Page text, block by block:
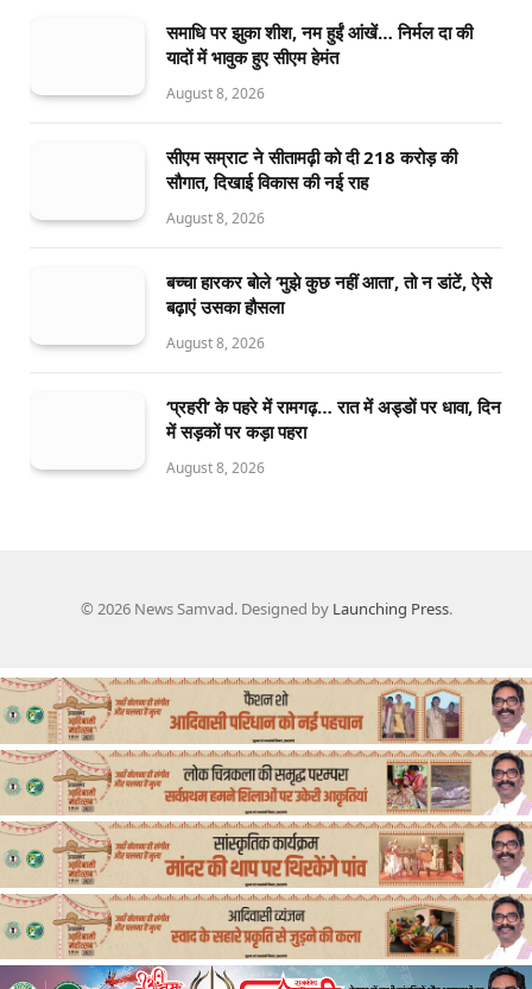
समाधि पर झुका शीश, नम हुईं आंखें… निर्मल दा की
यादों में भावुक हुए सीएम हेमंत
August 8, 2026
सीएम सम्राट ने सीतामढ़ी को दी 218 करोड़ की
सौगात, दिखाई विकास की नई राह
August 8, 2026
बच्चा हारकर बोले ‘मुझे कुछ नहीं आता’, तो न डांटें, ऐसे
बढ़ाएं उसका हौसला
August 8, 2026
‘प्रहरी’ के पहरे में रामगढ़… रात में अड्डों पर धावा, दिन
में सड़कों पर कड़ा पहरा
August 8, 2026
© 2026 News Samvad. Designed by Launching Press.